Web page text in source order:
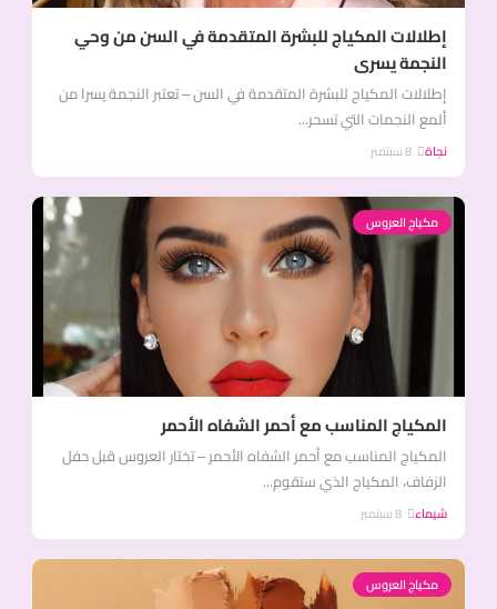
إطلالات المكياج للبشرة المتقدمة في السن من وحي
النجمة يسرى
إطلالات المكياج للبشرة المتقدمة في السن – تعتبر النجمة يسرا من
ألمع النجمات التي تسحر...
نجاة
مكياج العروس
المكياج المناسب مع أحمر الشفاه الأحمر
المكياج المناسب مع أحمر الشفاه الأحمر – تختار العروس قبل حفل
الزفاف، المكياج الذي ستقوم...
شيماء
مكياج العروس